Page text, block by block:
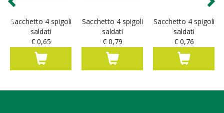
Sacchetto 4 spigoli
saldati
€ 0,65
Sacchetto 4 spigoli
saldati
€ 0,79
Sacchetto 4 spigoli
saldati
€ 0,76